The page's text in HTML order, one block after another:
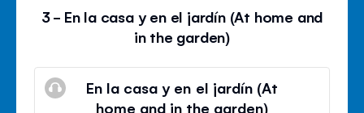
3 - En la casa y en el jardín (At home and
in the garden)
En la casa y en el jardín (At
home and in the garden)